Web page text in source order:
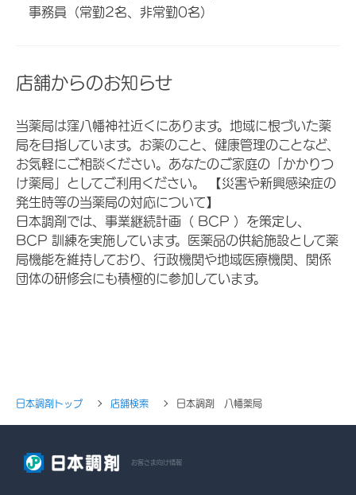
事務員（常勤2名、非常勤0名）
店舗からのお知らせ
当薬局は窪八幡神社近くにあります。地域に根づいた薬
局を目指しています。お薬のこと、健康管理のことなど、
お気軽にご相談ください。あなたのご家庭の「かかりつ
け薬局」としてご利用ください。 【災害や新興感染症の
発生時等の当薬局の対応について】
日本調剤では、事業継続計画（ BCP ）を策定し、
BCP 訓練を実施しています。医薬品の供給施設として薬
局機能を維持しており、行政機関や地域医療機関、関係
団体の研修会にも積極的に参加しています。
日本調剤トップ 店舗検索 日本調剤 八幡薬局
お客さま向け情報